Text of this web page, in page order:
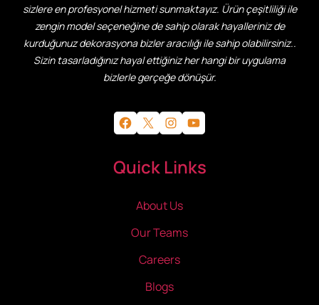
sizlere en profesyonel hizmeti sunmaktayız. Ürün çeşitliliği ile
zengin model seçeneğine de sahip olarak hayalleriniz de
kurduğunuz dekorasyona bizler aracılığı ile sahip olabilirsiniz..
Sizin tasarladığınız hayal ettiğiniz her hangi bir uygulama
bizlerle gerçeğe dönüşür.
Facebook X Instagram YouTube
Quick Links
About Us
Our Teams
Careers
Blogs